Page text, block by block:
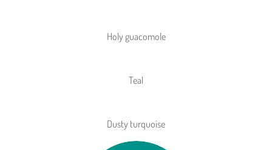
Holy guacomole
Teal
Dusty turquoise